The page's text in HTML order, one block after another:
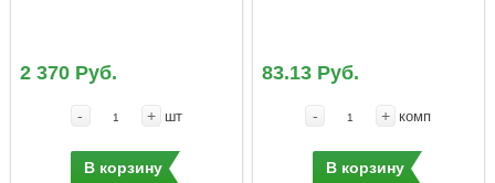
2 370 Руб.
- + шт
В корзину
83.13 Руб.
- + комп
В корзину